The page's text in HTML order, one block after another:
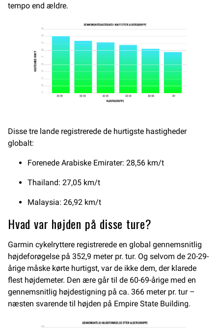
tempo end ældre.
Disse tre lande registrerede de hurtigste hastigheder
globalt:
Forenede Arabiske Emirater: 28,56 km/t
Thailand: 27,05 km/t
Malaysia: 26,92 km/t
Hvad var højden på disse ture?
Garmin cykelryttere registrerede en global gennemsnitlig
højdeforøgelse på 352,9 meter pr. tur. Og selvom de 20-29-
årige måske kørte hurtigst, var de ikke dem, der klarede
flest højdemeter. Den ære går til de 60-69-årige med en
gennemsnitlig højdestigning på ca. 366 meter pr. tur –
næsten svarende til højden på Empire State Building.